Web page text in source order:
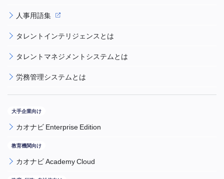
人事用語集
タレントインテリジェンスとは
タレントマネジメントシステムとは
労務管理システムとは
カオナビ Enterprise Edition
カオナビ Academy Cloud